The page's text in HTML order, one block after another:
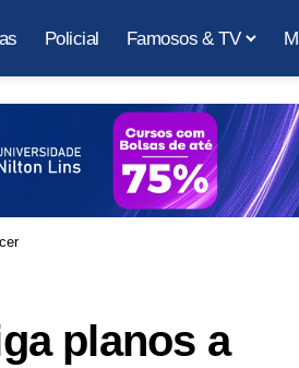
Policial Famosos & TV
planos a